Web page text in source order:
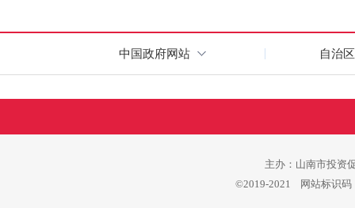
中国政府网站 自治
主办：山南市投资
©2019-2021 网站标识